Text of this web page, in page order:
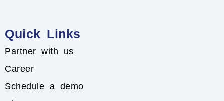
Quick Links
Partner with us
Career
Schedule a demo